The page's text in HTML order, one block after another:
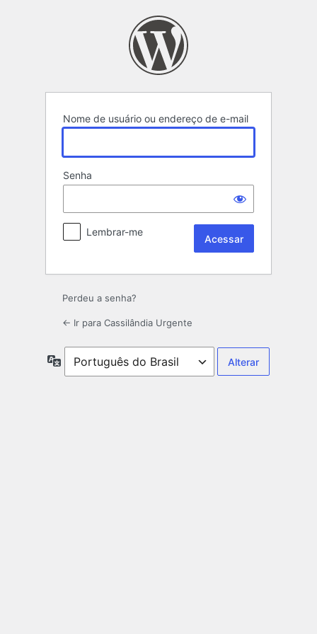
Nome de usuário ou endereço de e-mail
Senha
Lembrar-me
Perdeu a senha?
← Ir para Cassilândia Urgente
Idioma